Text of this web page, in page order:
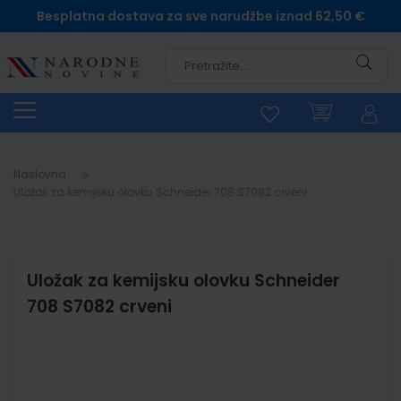
Besplatna dostava za sve narudžbe iznad 62,50 €
Naslovna
Uložak za kemijsku olovku Schneider
708 S7082 crveni